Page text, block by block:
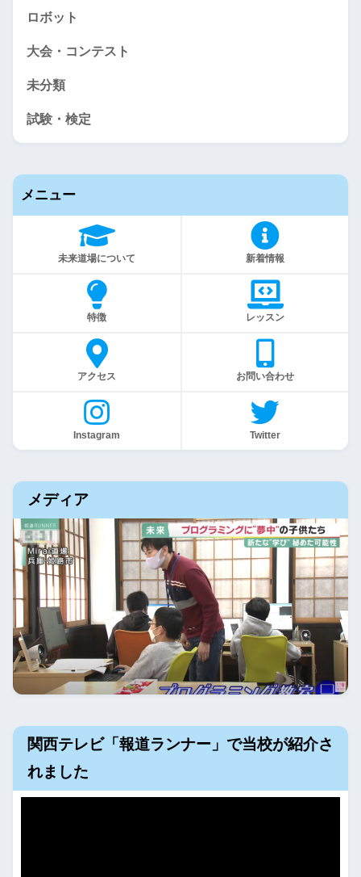
ロボット
大会・コンテスト
未分類
試験・検定
メニュー
未来道場について 新着情報
特徴 レッスン
アクセス お問い合わせ
Instagram Twitter
メディア
関西テレビ「報道ランナー」で当校が紹介さ
れました